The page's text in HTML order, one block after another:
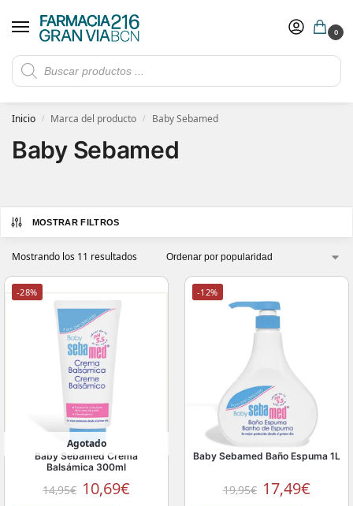
0
Rebajas de verano hasta -30%
​ 5€ de descuento con el cupón 5GRANVIA (compras superiores a 150€)
Inicio / Marca del producto / Baby Sebamed
Baby Sebamed
MOSTRAR FILTROS
Mostrando los 11 resultados
-28%
Agotado
Baby Sebamed Crema
Balsámica 300ml
14,95€ 10,69€
-12%
Baby Sebamed Baño Espuma 1L
19,95€ 17,49€